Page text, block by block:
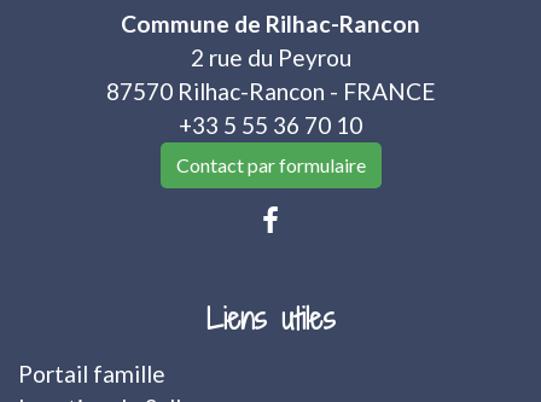
Commune de Rilhac-Rancon
2 rue du Peyrou
87570 Rilhac-Rancon - FRANCE
+33 5 55 36 70 10
Contact par formulaire
Liens utiles
Portail famille